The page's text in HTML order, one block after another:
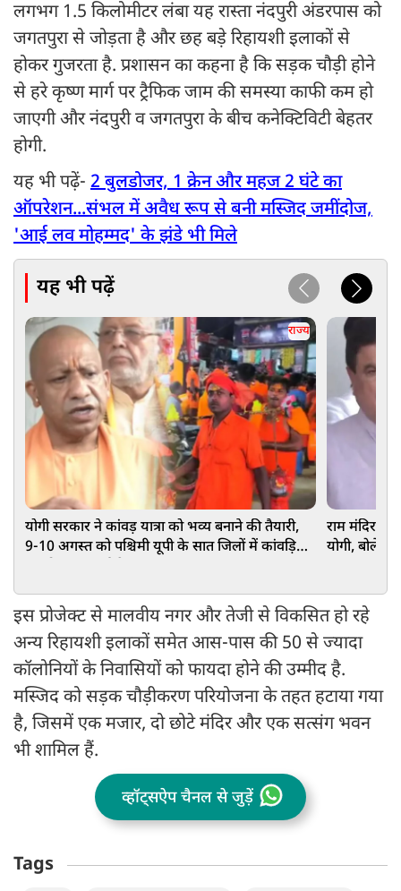
लगभग 1.5 किलोमीटर लंबा यह रास्ता नंदपुरी अंडरपास को
जगतपुरा से जोड़ता है और छह बड़े रिहायशी इलाकों से
होकर गुजरता है. प्रशासन का कहना है कि सड़क चौड़ी होने
से हरे कृष्ण मार्ग पर ट्रैफिक जाम की समस्या काफी कम हो
जाएगी और नंदपुरी व जगतपुरा के बीच कनेक्टिविटी बेहतर
होगी.
यह भी पढ़ें- 2 बुलडोजर, 1 क्रेन और महज 2 घंटे का
ऑपरेशन...संभल में अवैध रूप से बनी मस्जिद जमींदोज,
'आई लव मोहम्मद' के झंडे भी मिले
यह भी पढ़ें
राज्य
योगी सरकार ने कांवड़ यात्रा को भव्य बनाने की तैयारी,
9-10 अगस्त को पश्चिमी यूपी के सात जिलों में कांवड़ियों
राम मंदिर
योगी, बोले-
इस प्रोजेक्ट से मालवीय नगर और तेजी से विकसित हो रहे
अन्य रिहायशी इलाकों समेत आस-पास की 50 से ज्यादा
कॉलोनियों के निवासियों को फायदा होने की उम्मीद है.
मस्जिद को सड़क चौड़ीकरण परियोजना के तहत हटाया गया
है, जिसमें एक मजार, दो छोटे मंदिर और एक सत्संग भवन
भी शामिल हैं.
व्हॉट्सऐप चैनल से जुड़ें
Tags